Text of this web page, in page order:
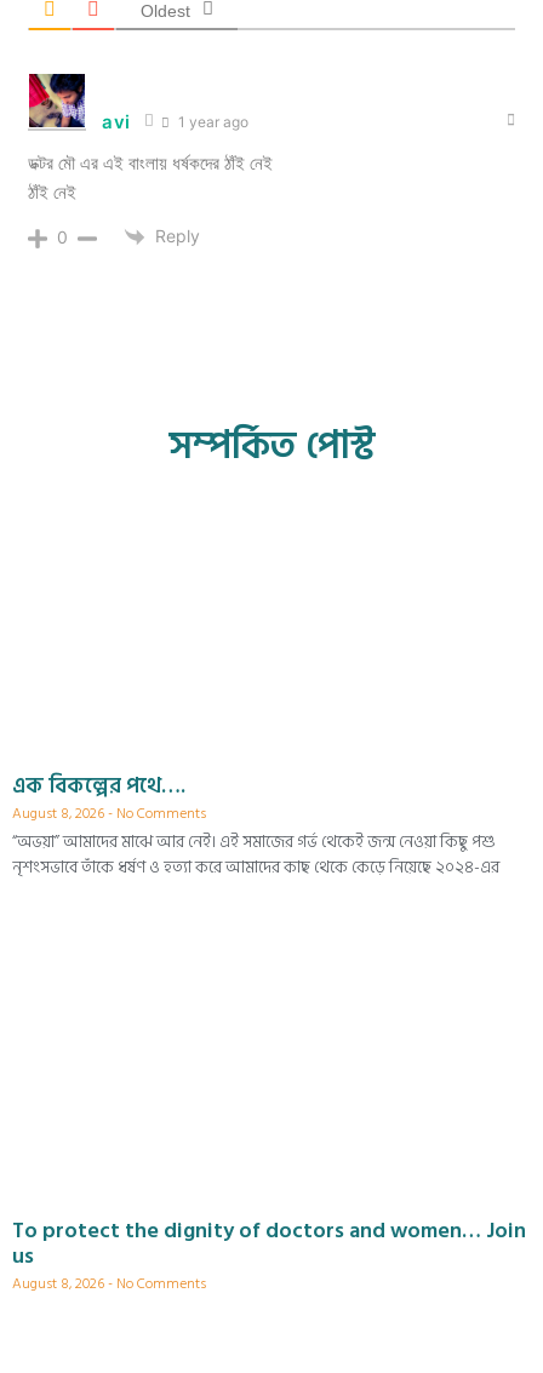
Oldest
avi 1 year ago
ডক্টর মৌ এর এই বাংলায় ধর্ষকদের ঠাঁই নেই
ঠাঁই নেই
0 Reply
সম্পর্কিত পোস্ট
এক বিকল্পের পথে….
August 8, 2026 No Comments
“অভয়া” আমাদের মাঝে আর নেই। এই সমাজের গর্ভ থেকেই জন্ম নেওয়া কিছু পশু
নৃশংসভাবে তাঁকে ধর্ষণ ও হত্যা করে আমাদের কাছ থেকে কেড়ে নিয়েছে ২০২৪-এর
To protect the dignity of doctors and women… Join
us
August 8, 2026 No Comments